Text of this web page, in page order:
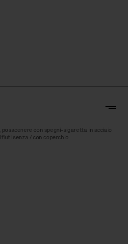
posacenere con spegni-sigaretta in acciaio
senza / con coperchio